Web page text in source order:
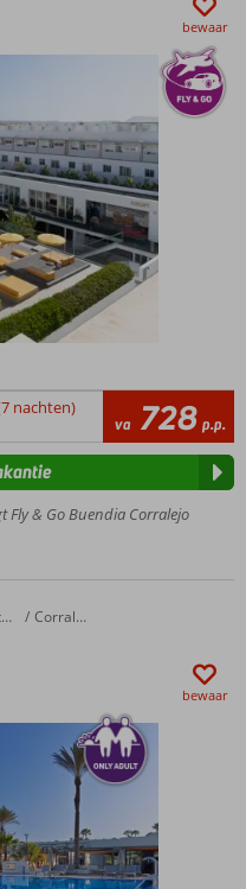
bewaar
nachten)
va 728 p.p.
Fly & Go Buendia Corralejo
Corralejo
bewaar